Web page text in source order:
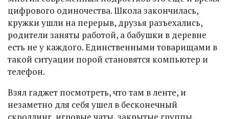
цифрового одиночества. Школа закончилась,
кружки ушли на перерыв, друзья разъехались,
родители заняты работой, а бабушки в деревне
есть не у каждого. Единственными товарищами в
такой ситуации порой становятся компьютер и
телефон.
Взял гаджет посмотреть, что там в ленте, и
незаметно для себя ушел в бесконечный
скроллинг, игровые чаты, закрытые группы,